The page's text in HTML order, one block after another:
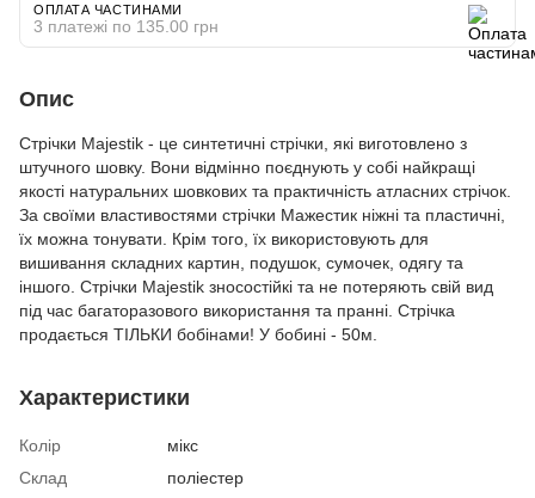
ОПЛАТА ЧАСТИНАМИ
3 платежі по 135.00 грн
Опис
Стрічки Majestik - це синтетичні стрічки, які виготовлено з
штучного шовку. Вони відмінно поєднують у собі найкращі
якості натуральних шовкових та практичність атласних стрічок.
За своїми властивостями стрічки Мажестик ніжні та пластичні,
їх можна тонувати. Крім того, їх використовують для
вишивання складних картин, подушок, сумочек, одягу та
іншого. Стрічки Majestik зносостійкі та не потеряють свій вид
під час багаторазового використання та пранні. Стрічка
продається ТІЛЬКИ бобінами! У бобині - 50м.
Характеристики
Колір
мікс
Склад
поліестер